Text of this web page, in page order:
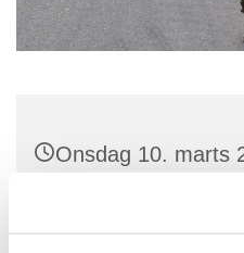
Onsdag 10. marts
Struer Kirke,